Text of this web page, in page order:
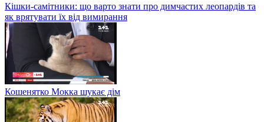
Кішки-самітники: що варто знати про димчастих леопардів та
як врятувати їх від вимирання
Кошенятко Мокка шукає дім